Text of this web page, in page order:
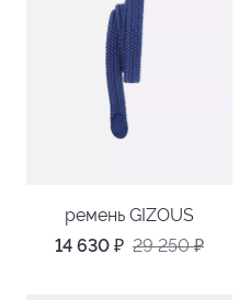
ремень GIZOUS
14 630 ₽ 29 250₽